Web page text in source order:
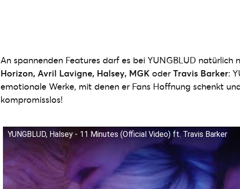
An spannenden Features darf es bei YUNGBLUD natürlich
Horizon, Avril Lavigne, Halsey, MGK oder Travis Barker:
emotionale Werke, mit denen er Fans Hoffnung schenkt
kompromisslos!
YUNGBLUD, Halsey - 11 Minutes (Official Video) ft. Travis Barker